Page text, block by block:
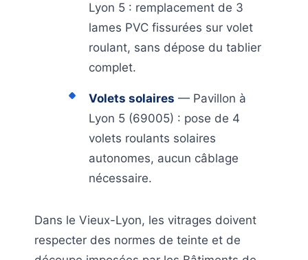
Lyon 5 : remplacement de 3
lames PVC fissurées sur volet
roulant, sans dépose du tablier
complet.
Volets solaires — Pavillon à
Lyon 5 (69005) : pose de 4
volets roulants solaires
autonomes, aucun câblage
nécessaire.
Dans le Vieux-Lyon, les vitrages doivent
respecter des normes de teinte et de